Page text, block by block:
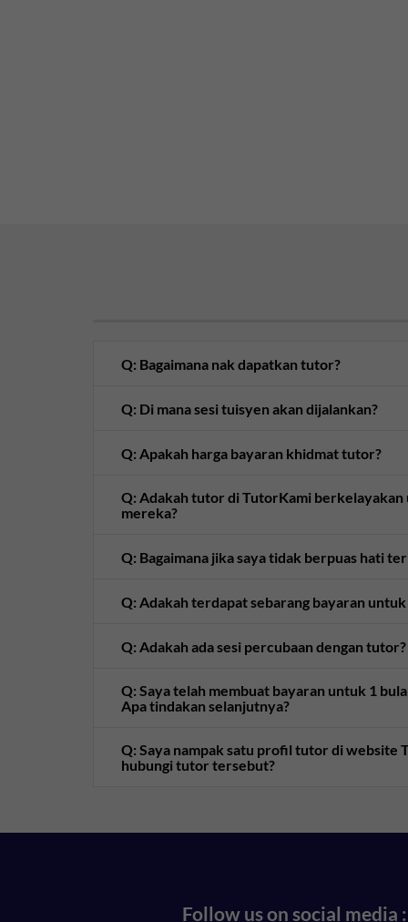
Q: Bagaimana nak dapatkan tutor?
Q: Di mana sesi tuisyen akan dijalankan?
Q: Apakah harga bayaran khidmat tutor?
Q: Adakah tutor di TutorKami berkelayakan
mereka?
Q: Bagaimana jika saya tidak berpuas hati
Q: Adakah terdapat sebarang bayaran
Q: Adakah ada sesi percubaan dengan tutor?
Q: Saya telah membuat bayaran untuk 1
Apa tindakan selanjutnya?
Q: Saya nampak satu profil tutor di website
hubungi tutor tersebut?
Follow us on social media :